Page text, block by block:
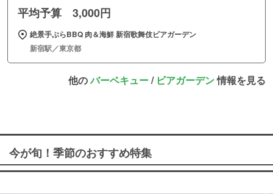
平均予算 3,000円
絶景手ぶらBBQ 肉＆海鮮 新宿歌舞伎ビアガーデン
新宿駅／東京都
他のバーベキュー/ ビアガーデン情報を見る
今が旬！季節のおすすめ特集